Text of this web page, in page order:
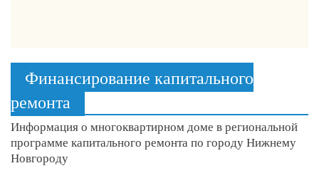
Финансирование капитального
ремонта
Информация о многоквартирном доме в региональной
программе капитального ремонта по городу Нижнему
Новгороду